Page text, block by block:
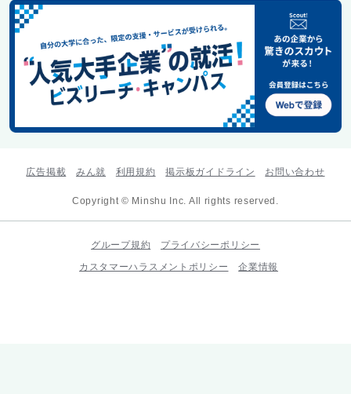
広告掲載 みん就 利用規約 掲示板ガイドライン お問い合わせ
Copyright © Minshu Inc. All rights reserved.
グループ規約
プライバシーポリシー
カスタマーハラスメントポリシー
企業情報